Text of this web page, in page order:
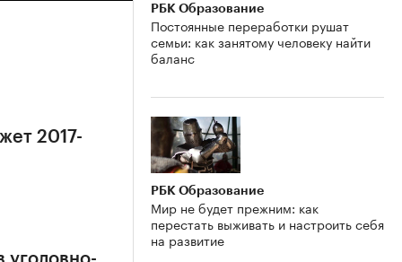
2017-
РБК Образование
Постоянные переработки рушат
семьи: как занятому человеку найти
баланс
РБК Образование
Мир не будет прежним: как
перестать выживать и настроить себя
на развитие